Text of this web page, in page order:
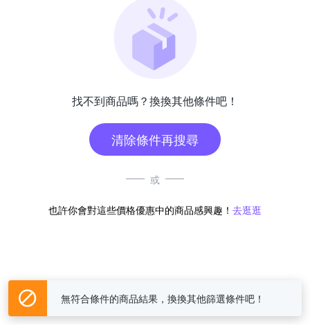
找不到商品嗎？換換其他條件吧！
清除條件再搜尋
或
也許你會對這些價格優惠中的商品感興趣！ 去逛逛
無符合條件的商品結果，換換其他篩選條件吧！